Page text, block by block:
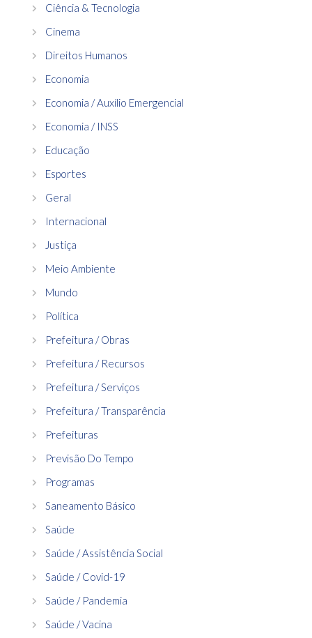
Ciência & Tecnologia
Cinema
Direitos Humanos
Economia
Economia / Auxílio Emergencial
Economia / INSS
Educação
Esportes
Geral
Internacional
Justiça
Meio Ambiente
Mundo
Política
Prefeitura / Obras
Prefeitura / Recursos
Prefeitura / Serviços
Prefeitura / Transparência
Prefeituras
Previsão Do Tempo
Programas
Saneamento Básico
Saúde
Saúde / Assistência Social
Saúde / Covid-19
Saúde / Pandemia
Saúde / Vacina